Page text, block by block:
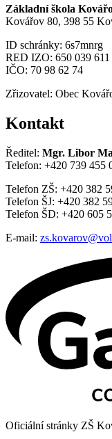
Základní škola
Kovářov 80, 398 55
ID schránky: 6s7mnrg
RED IZO: 650 039 611
IČO: 70 98 62 74
Zřizovatel: Obec
Kontakt
Ředitel: Mgr. Libor
Telefon: +420 739 455
Telefon ZŠ: +420 382
Telefon ŠJ: +420 382
Telefon ŠD: +420 605
E-mail:
Oficiální stránky ZŠ